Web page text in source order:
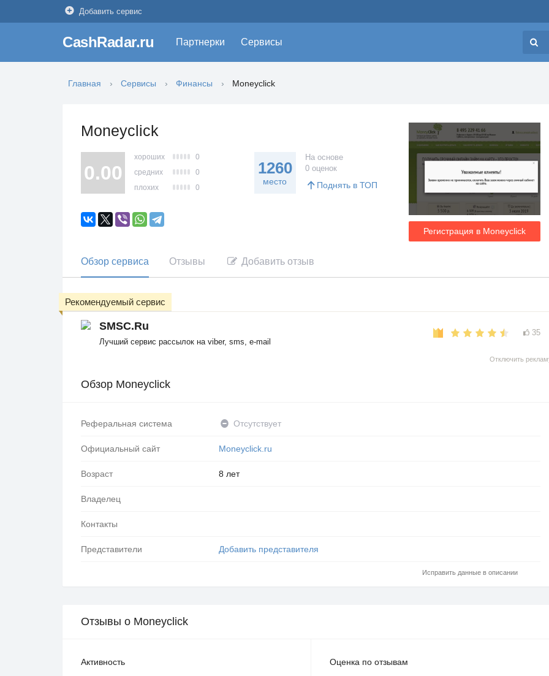
Добавить сервис
CashRadar.ru Партнерки Сервисы
Главная Сервисы Финансы Moneyclick
Moneyclick
Регистрация в Moneyclick
0.00
хороших
0
средних
0
плохих
0
1260
место
На основе
0 оценок
Поднять в ТОП
Обзор сервиса Отзывы Добавить отзыв
SMSC.Ru
Лучший сервис рассылок на viber, sms, e-mail
35
Рекомендуемый сервис
Отключить
Обзор Moneyclick
Реферальная система Отсутствует
Официальный сайт Moneyclick.ru
Возраст 8 лет
Владелец
Контакты
Представители Добавить представителя
Исправить данные в описании
Отзывы о Moneyclick
Активность Оценка по отзывам